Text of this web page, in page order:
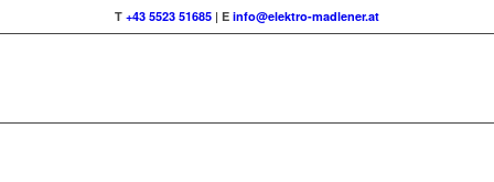
T +43 5523 51685| E info@elektro-madlener.at